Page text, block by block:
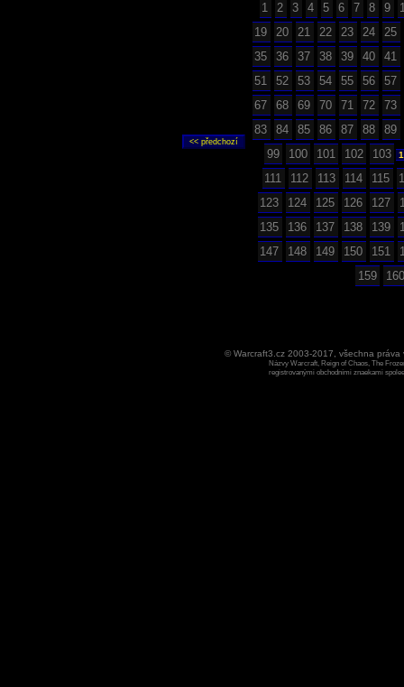
1 2 3 4 5 6 7 8 9
19
20 21 22 23 24
25
35
36 37 38 39 40
41
51
52 53 54 55 56
57
67
68 69 70 71 72
73
83
84 85 86 87 88
89
99
100 101 102 103
111 112 113 114 115
123
124 125 126 127
135
136 137 138 139
147
148 149 150 151
159
160
© Warcraft3.cz 2003-2017, všechna
Názvy Warcraft, Reign of Chaos, The
registrovanými obchodními znaekami